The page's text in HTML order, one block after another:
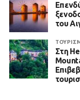
του
Στη